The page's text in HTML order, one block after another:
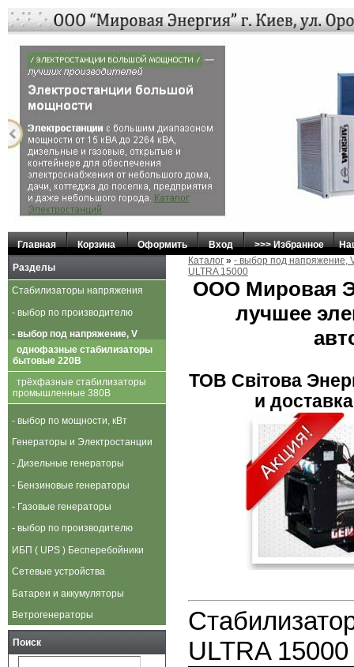
Главная Корзина Оформить Вход >>> Избранное
Каталог » - выбор под напряжение,
ULTRA 15000
ООО Мировая
лучшее
ТОВ Свiтова
и
ULTRA 15000
Разделы
Стабилизаторы напряжения
- выбор по производителю
- выбор под напряжение, V
однофазные стабилизаторы
бытовые 220В
трёхфазные стабилизаторы
промышленные 380В
- выбор по мощности, кВт
Генераторы и Электростанции
- Дизельные генераторы
- Бензиновые генераторы
- Газовые генераторы
- выбор по производителю
ИБП ( UPS ) Бесперебойники
Сетевые устройства
Батареи и аккумуляторы
Ветрогенераторы
Поиск